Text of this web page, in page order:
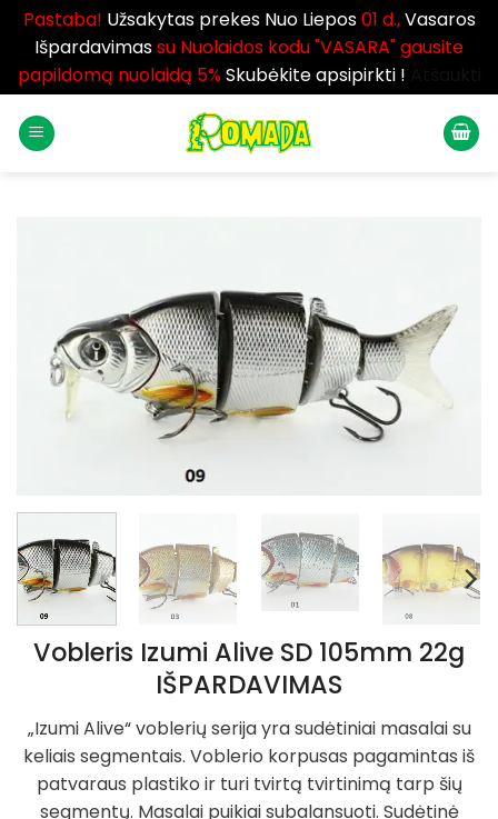
Pastaba! Užsakytas prekes Nuo Liepos01 d.,Vasaros
Išpardavimassu Nuolaidos kodu "VASARA" gausite
papildomą nuolaidą 5%Skubėkite apsipirkti !
Vobleris Izumi Alive SD 105mm 22g
IŠPARDAVIMAS
„Izumi Alive“ voblerių serija yra sudėtiniai masalai su
keliais segmentais. Voblerio korpusas pagamintas iš
patvaraus plastiko ir turi tvirtą tvirtinimą tarp šių
segmentų. Masalai puikiai subalansuoti. Sudėtinė